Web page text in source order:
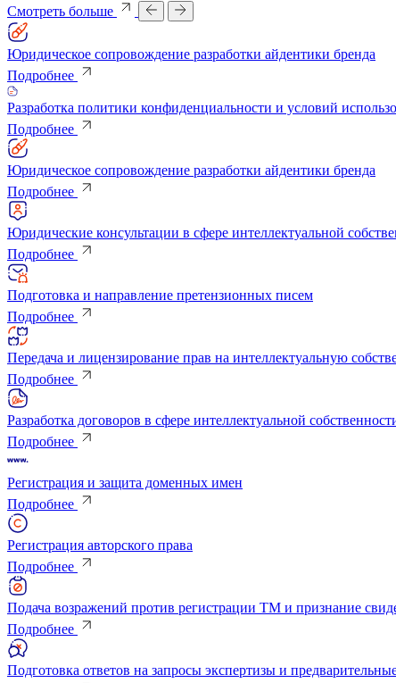
Смотреть больше
Юридическое сопровождение разработки айдентики бренда
Подробнее
Разработка политики конфиденциальности и условий
Подробнее
Юридическое сопровождение разработки айдентики бренда
Подробнее
Юридические консультации в сфере интеллектуальной
Подробнее
Подготовка и направление претензионных писем
Подробнее
Передача и лицензирование прав на интеллектуальную
Подробнее
Разработка договоров в сфере интеллектуальной
Подробнее
Регистрация и защита доменных имен
Подробнее
Регистрация авторского права
Подробнее
Подача возражений против регистрации ТМ и признание
Подробнее
Подготовка ответов на запросы экспертизы и